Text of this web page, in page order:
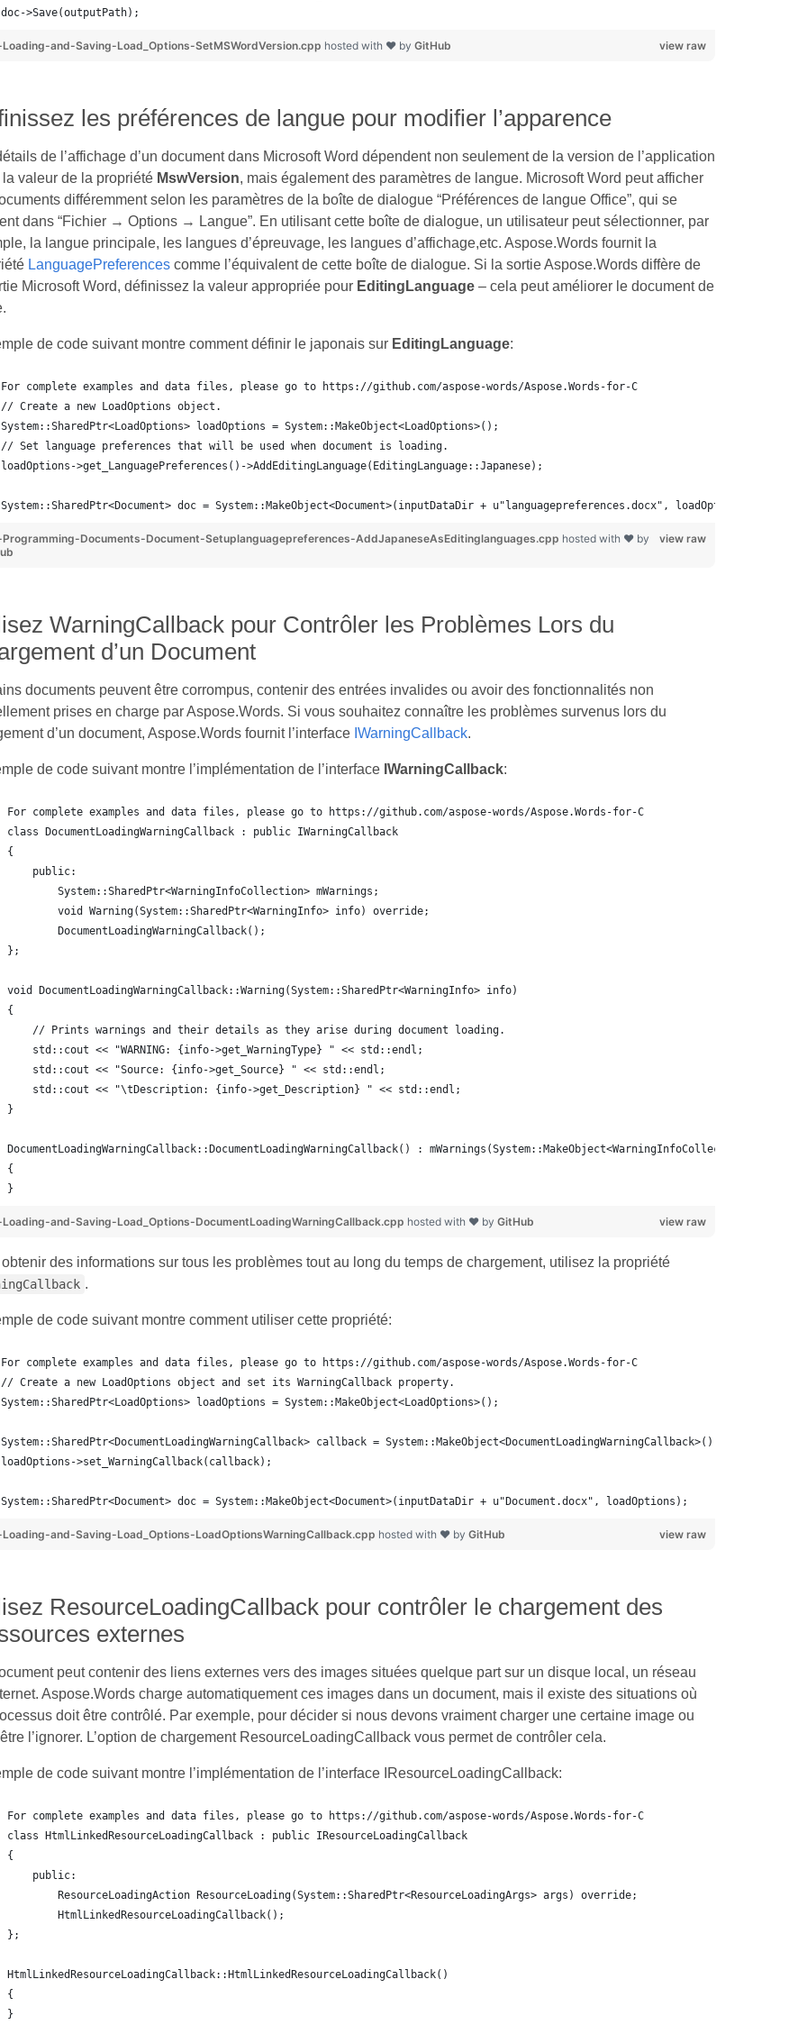
doc->Save(outputPath);
view raw
and-Saving-Load_Options-SetMSWordVersion.cpp hosted with ❤ by GitHub
les préférences de langue pour modifier l’apparence
de l’affichage d’un document dans Microsoft Word dépendent non seulement de la version de l’application
la valeur de la propriété MswVersion, mais également des paramètres de langue. Microsoft Word peut afficher
différemment selon les paramètres de la boîte de dialogue “Préférences de langue Office”, qui se
dans “Fichier → Options → Langue”. En utilisant cette boîte de dialogue, un utilisateur peut sélectionner, par
la langue principale, les langues d’épreuvage, les langues d’affichage,etc. Aspose.Words fournit la
LanguagePreferencescomme l’équivalent de cette boîte de dialogue. Si la sortie Aspose.Words diffère de
Microsoft Word, définissez la valeur appropriée pour EditingLanguage– cela peut améliorer le document de
de code suivant montre comment définir le japonais sur EditingLanguage:
For complete examples and data files, please go to https://github.com/aspose-words/Aspose.Words-for-C
// Create a new LoadOptions object.
System::SharedPtr<LoadOptions> loadOptions = System::MakeObject<LoadOptions>();
// Set language preferences that will be used when document is loading.
loadOptions->get_LanguagePreferences()->AddEditingLanguage(EditingLanguage::Japanese);
System::SharedPtr<Document> doc = System::MakeObject<Document>(inputDataDir + u"languagepreferences.docx", loadOptions);
view raw
Documents-Document-Setuplanguagepreferences-AddJapaneseAsEditinglanguages.cpp hosted with ❤ by
WarningCallback pour Contrôler les Problèmes Lors du
d’un Document
documents peuvent être corrompus, contenir des entrées invalides ou avoir des fonctionnalités non
prises en charge par Aspose.Words. Si vous souhaitez connaître les problèmes survenus lors du
d’un document, Aspose.Words fournit l’interface IWarningCallback.
de code suivant montre l’implémentation de l’interface IWarningCallback:
For complete examples and data files, please go to https://github.com/aspose-words/Aspose.Words-for-C
class DocumentLoadingWarningCallback : public IWarningCallback
{
    public:
        System::SharedPtr<WarningInfoCollection> mWarnings;
        void Warning(System::SharedPtr<WarningInfo> info) override;
        DocumentLoadingWarningCallback();
};
void DocumentLoadingWarningCallback::Warning(System::SharedPtr<WarningInfo> info)
{
    // Prints warnings and their details as they arise during document loading.
    std::cout << "WARNING: {info->get_WarningType} " << std::endl;
    std::cout << "Source: {info->get_Source} " << std::endl;
    std::cout << "\tDescription: {info->get_Description} " << std::endl;
}
DocumentLoadingWarningCallback::DocumentLoadingWarningCallback() : mWarnings(System::MakeObject<WarningInfoCollection>())
{
}
view raw
and-Saving-Load_Options-DocumentLoadingWarningCallback.cpp hosted with ❤ by GitHub
des informations sur tous les problèmes tout au long du temps de chargement, utilisez la propriété
.
de code suivant montre comment utiliser cette propriété:
For complete examples and data files, please go to https://github.com/aspose-words/Aspose.Words-for-C
// Create a new LoadOptions object and set its WarningCallback property.
System::SharedPtr<LoadOptions> loadOptions = System::MakeObject<LoadOptions>();
System::SharedPtr<DocumentLoadingWarningCallback> callback = System::MakeObject<DocumentLoadingWarningCallback>();
loadOptions->set_WarningCallback(callback);
System::SharedPtr<Document> doc = System::MakeObject<Document>(inputDataDir + u"Document.docx", loadOptions);
view raw
and-Saving-Load_Options-LoadOptionsWarningCallback.cpp hosted with ❤ by GitHub
ResourceLoadingCallback pour contrôler le chargement des
externes
peut contenir des liens externes vers des images situées quelque part sur un disque local, un réseau
Aspose.Words charge automatiquement ces images dans un document, mais il existe des situations où
doit être contrôlé. Par exemple, pour décider si nous devons vraiment charger une certaine image ou
l’ignorer. L’option de chargement ResourceLoadingCallback vous permet de contrôler cela.
de code suivant montre l’implémentation de l’interface IResourceLoadingCallback:
For complete examples and data files, please go to https://github.com/aspose-words/Aspose.Words-for-C
class HtmlLinkedResourceLoadingCallback : public IResourceLoadingCallback
{
    public:
        ResourceLoadingAction ResourceLoading(System::SharedPtr<ResourceLoadingArgs> args) override;
        HtmlLinkedResourceLoadingCallback();
};
HtmlLinkedResourceLoadingCallback::HtmlLinkedResourceLoadingCallback()
{
}